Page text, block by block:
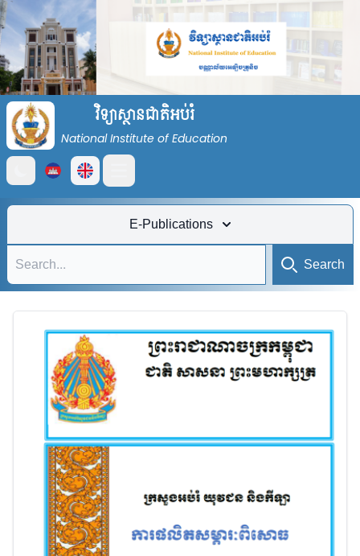
វិទ្យាស្ថានជាតិអប់រំ
National Institute of Education
Open main menu
E-Publications
Search